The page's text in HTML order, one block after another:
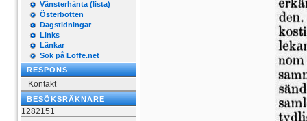
Vänsterhänta (lista)
Österbotten
Dagstidningar
Links
Länkar
Sök på Loffe.net
RESPONS
Kontakt
BESÖKSRÄKNARE
1282151